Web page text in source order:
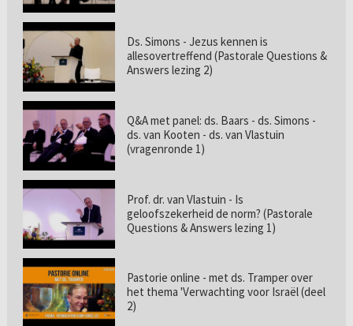
Ds. Simons - Jezus kennen is
allesovertreffend (Pastorale Questions &
Answers lezing 2)
Q&A met panel: ds. Baars - ds. Simons -
ds. van Kooten - ds. van Vlastuin
(vragenronde 1)
Prof. dr. van Vlastuin - Is
geloofszekerheid de norm? (Pastorale
Questions & Answers lezing 1)
Pastorie online - met ds. Tramper over
het thema 'Verwachting voor Israël (deel
2)